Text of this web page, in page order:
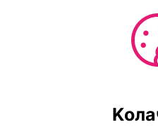
Оперативниот директор
Собранието без право на